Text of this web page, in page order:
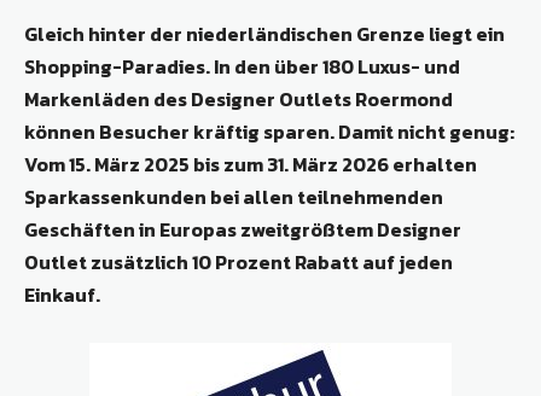
Gleich hinter der niederländischen Grenze liegt ein
Shopping-Paradies. In den über 180 Luxus- und
Markenläden des Designer Outlets Roermond
können Besucher kräftig sparen. Damit nicht genug:
Vom 15. März 2025 bis zum 31. März 2026 erhalten
Sparkassenkunden bei allen teilnehmenden
Geschäften in Europas zweitgrößtem Designer
Outlet zusätzlich 10 Prozent Rabatt auf jeden
Einkauf.